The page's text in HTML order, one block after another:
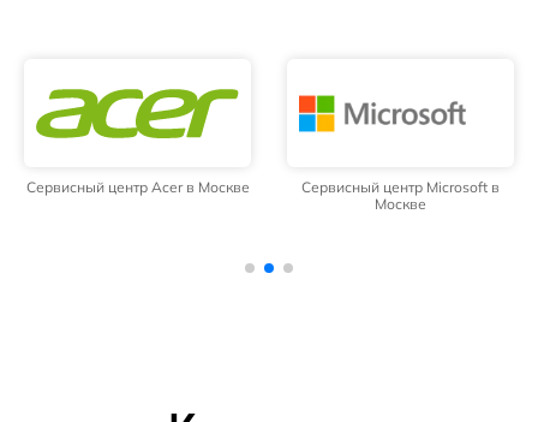
Сервисный центр Acer в Москве
Сервисный центр Microsoft в
Москве